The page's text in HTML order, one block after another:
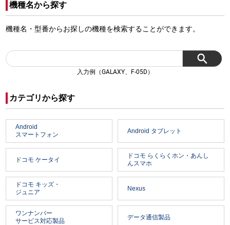
機種名から探す
機種名・型番からお探しの機種を検索することができます。
入力例（GALAXY、F-05D）
カテゴリから探す
Android
スマートフォン
Android タブレット
ドコモ ケータイ
ドコモ らくらくホン・あんし
んスマホ
ドコモ キッズ・
ジュニア
Nexus
ワンナンバー
サービス対応製品
データ通信製品